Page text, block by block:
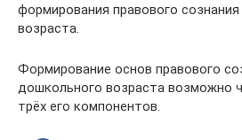
формирования правового
возраста.
Формирование основ правового
дошкольного возраста возможно
трёх его компонентов.